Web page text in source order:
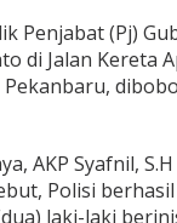
g
a
M
a
n
g
D
i
Penjabat (Pj)
di Jalan Kereta
AKP Syafnil,
Polisi berhasil
laki-laki